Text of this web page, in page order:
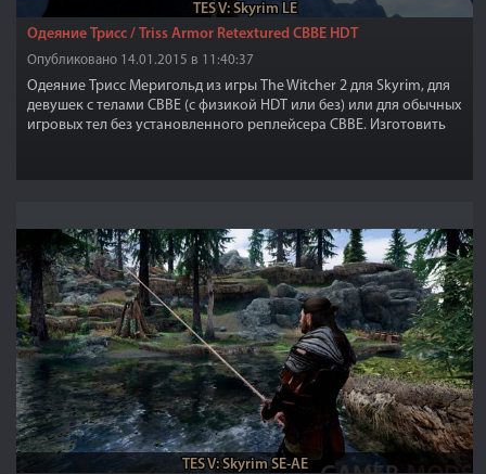
TES V: Skyrim LE
Одеяние Трисс / Triss Armor Retextured CBBE HDT
Опубликовано 14.01.2015 в 11:40:37
Одеяние Трисс Меригольд из игры The Witcher 2 для Skyrim, для
девушек с телами CBBE (с физикой HDT или без) или для обычных
игровых тел без установленного реплейсера CBBE. Изготовить
вашему выбору.
TES V: Skyrim SE-AE